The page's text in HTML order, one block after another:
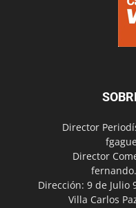
Director
Director
Dirección: 9 de Julio
Villa Carlos